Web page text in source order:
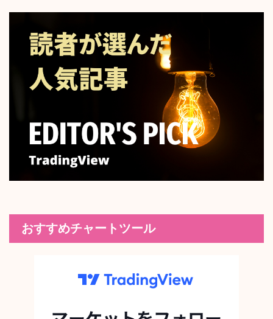
おすすめチャートツール